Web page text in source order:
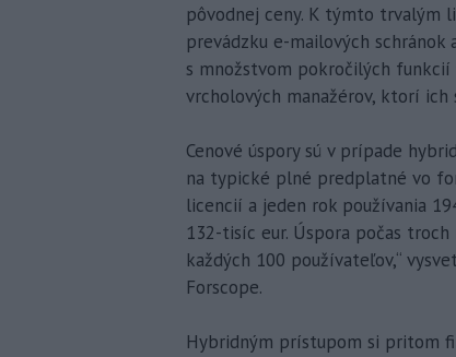
pôvodnej ceny. K týmto trvalým
prevádzku e-mailových
s množstvom pokročilých
vrcholových manažérov, ktorí
Cenové úspory sú v prípade
na typické plné predplatné vo
licencií a jeden rok používania
132-tisíc eur. Úspora počas
každých 100 používateľov,“
Forscope.
Hybridným prístupom si pritom